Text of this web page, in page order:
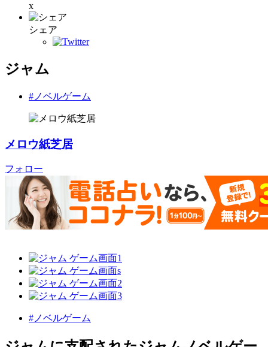
x
シェア
ジャム
#ノベルゲーム
メロウ紙芝居
フォロー
#ノベルゲーム